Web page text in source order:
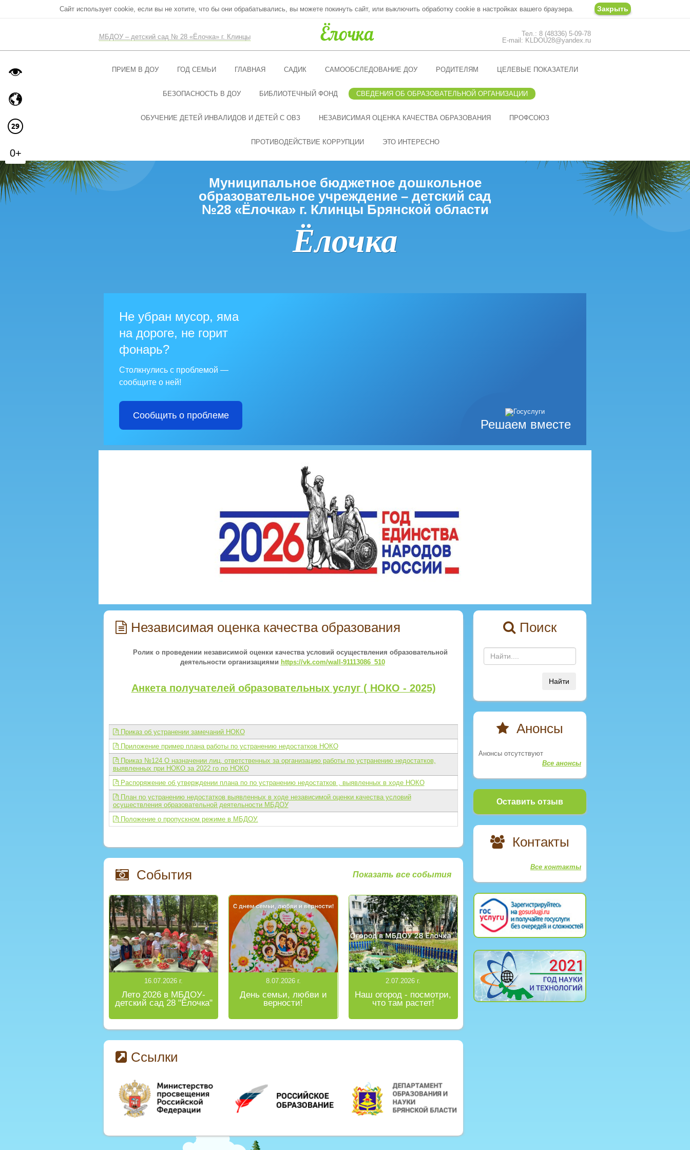
Сайт использует cookie, если вы не хотите, что бы они обрабатывались, вы можете покинуть сайт, или выключить обработку cookie в настройках вашего браузера. Закрыть
МБДОУ – детский сад № 28 «Ёлочка» г. Клинцы
Тел.: 8 (48336) 5-09-78
E-mail: KLDOU28@yandex.ru
ПРИЕМ В ДОУ ГОД СЕМЬИ ГЛАВНАЯ САДИК САМООБСЛЕДОВАНИЕ ДОУ РОДИТЕЛЯМ ЦЕЛЕВЫЕ ПОКАЗАТЕЛИ
БЕЗОПАСНОСТЬ В ДОУ БИБЛИОТЕЧНЫЙ ФОНД СВЕДЕНИЯ ОБ ОБРАЗОВАТЕЛЬНОЙ ОРГАНИЗАЦИИ
ОБУЧЕНИЕ ДЕТЕЙ ИНВАЛИДОВ И ДЕТЕЙ С ОВЗ НЕЗАВИСИМАЯ ОЦЕНКА КАЧЕСТВА ОБРАЗОВАНИЯ ПРОФСОЮЗ
ПРОТИВОДЕЙСТВИЕ КОРРУПЦИИ ЭТО ИНТЕРЕСНО
Муниципальное бюджетное дошкольное
образовательное учреждение – детский сад
№28 «Ёлочка» г. Клинцы Брянской области
Ёлочка
Решаем вместе
Не убран мусор, яма
на дороге, не горит
фонарь?
Столкнулись с проблемой —
сообщите о ней!
Сообщить о проблеме
Независимая оценка качества образования
Ролик о проведении независимой оценки качества условий осуществления образовательной
деятельности организациями https://vk.com/wall-91113086_510
Анкета получателей образовательных услуг ( НОКО - 2025)
Приказ об устранении замечаний НОКО
Приложение пример плана работы по устранению недостатков НОКО
Приказ №124 О назначении лиц, ответственных за организацию работы по устранению недостатков,
выявленных при НОКО за 2022 го по НОКО
Распоряжение об утверждении плана по по устранению недостатков , выявленных в ходе НОКО
План по устранению недостатков выявленных в ходе независимой оценки качества условий
осуществления образовательной деятельности МБДОУ
Положение о пропускном режиме в МБДОУ.
События Показать все события
16.07.2026 г.
Лето 2026 в МБДОУ-
детский сад 28 "Ёлочка"
8.07.2026 г.
День семьи, любви и
верности!
2.07.2026 г.
Наш огород - посмотри,
что там растет!
Ссылки
Поиск
Найти
Анонсы
Анонсы отсутствуют
Все анонсы
Оставить отзыв
Контакты
Все контакты
0+